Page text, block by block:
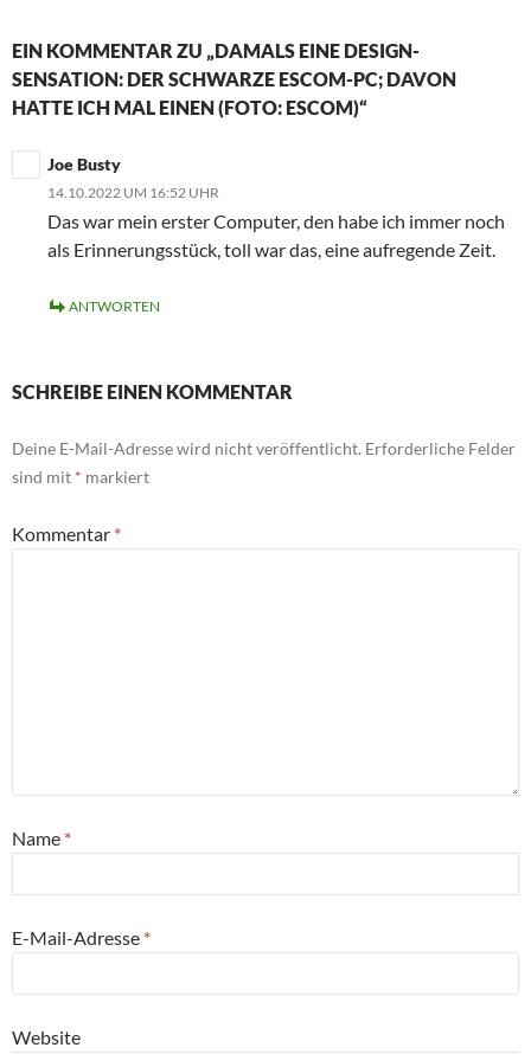
EIN KOMMENTAR ZU „DAMALS EINE DESIGN-
SENSATION: DER SCHWARZE ESCOM-PC; DAVON
HATTE ICH MAL EINEN (FOTO: ESCOM)“
Joe Busty
14.10.2022 UM 16:52 UHR
Das war mein erster Computer, den habe ich immer noch
als Erinnerungsstück, toll war das, eine aufregende Zeit.
ANTWORTEN
SCHREIBE EINEN KOMMENTAR
Deine E-Mail-Adresse wird nicht veröffentlicht. Erforderliche Felder
sind mit * markiert
Kommentar *
Name *
E-Mail-Adresse *
Website